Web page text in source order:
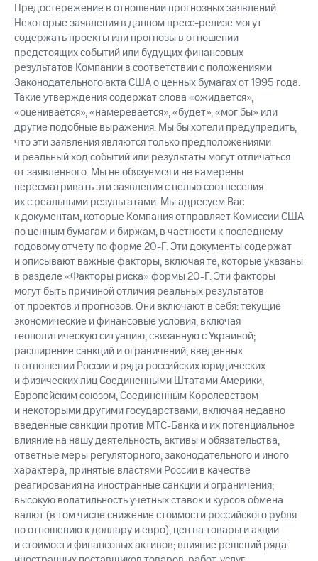
Предостережение в отношении прогнозных заявлений.
Некоторые заявления в данном пресс-релизе могут
содержать проекты или прогнозы в отношении
предстоящих событий или будущих финансовых
результатов Компании в соответствии с положениями
Законодательного акта США о ценных бумагах от 1995 года.
Такие утверждения содержат слова «ожидается»,
«оценивается», «намеревается», «будет», «мог бы» или
другие подобные выражения. Мы бы хотели предупредить,
что эти заявления являются только предположениями
и реальный ход событий или результаты могут отличаться
от заявленного. Мы не обязуемся и не намерены
пересматривать эти заявления с целью соотнесения
их с реальными результатами. Мы адресуем Вас
к документам, которые Компания отправляет Комиссии США
по ценным бумагам и биржам, в частности к последнему
годовому отчету по форме 20-F. Эти документы содержат
и описывают важные факторы, включая те, которые указаны
в разделе «Факторы риска» формы 20-F. Эти факторы
могут быть причиной отличия реальных результатов
от проектов и прогнозов. Они включают в себя: текущие
экономические и финансовые условия, включая
геополитическую ситуацию, связанную с Украиной;
расширение санкций и ограничений, введенных
в отношении России и ряда российских юридических
и физических лиц Соединенными Штатами Америки,
Европейским союзом, Соединенным Королевством
и некоторыми другими государствами, включая недавно
введенные санкции против МТС-Банка и их потенциальное
влияние на нашу деятельность, активы и обязательства;
ответные меры регуляторного, законодательного и иного
характера, принятые властями России в качестве
реагирования на иностранные санкции и ограничения;
высокую волатильность учетных ставок и курсов обмена
валют (в том числе снижение стоимости российского рубля
по отношению к доллару и евро), цен на товары и акции
и стоимости финансовых активов; влияние решений ряда